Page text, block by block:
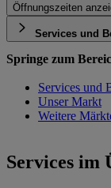
Öffnungszeiten
Services und
Springe zum
Services und
Unser Markt
Weitere
Services im